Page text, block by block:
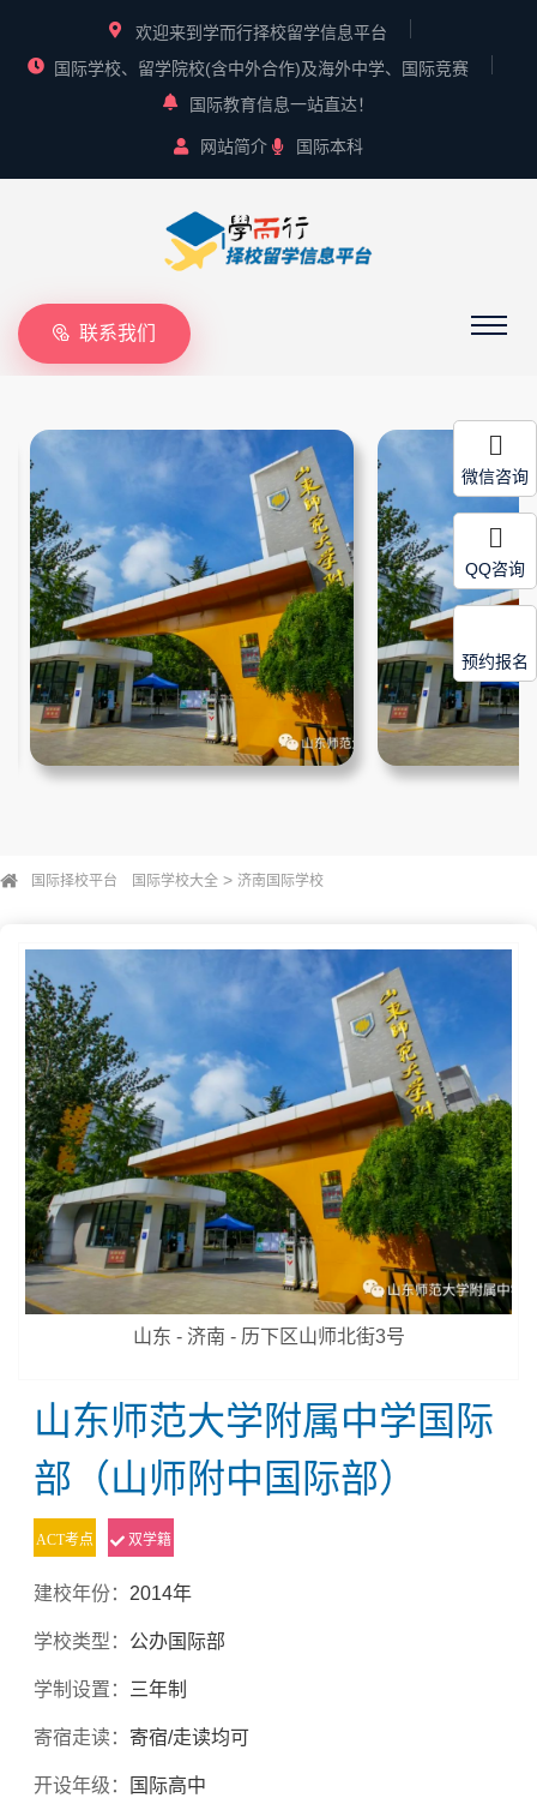
欢迎来到学而行择校留学信息平台
国际学校、留学院校(含中外合作)及海外中学、国际竞赛
国际教育信息一站直达！
网站简介 国际本科
联系我们
国际择校平台 国际学校大全 > 济南国际学校
山东 - 济南 - 历下区山师北街3号
山东师范大学附属中学国际
部（山师附中国际部）
ACT考点 双学籍
建校年份： 2014年
学校类型： 公办国际部
学制设置： 三年制
寄宿走读： 寄宿/走读均可
开设年级： 国际高中
微信咨询
QQ咨询
预约报名